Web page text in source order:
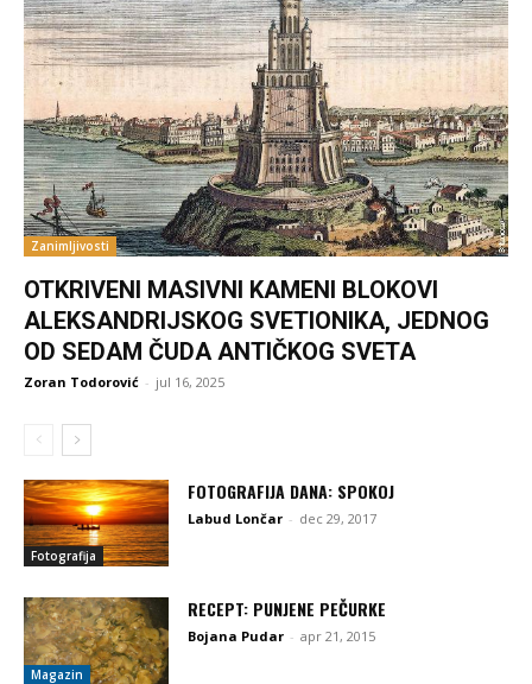
Zanimljivosti
OTKRIVENI MASIVNI KAMENI BLOKOVI
ALEKSANDRIJSKOG SVETIONIKA, JEDNOG
OD SEDAM ČUDA ANTIČKOG SVETA
Zoran Todorović - jul 16, 2025
Fotografija
FOTOGRAFIJA DANA: SPOKOJ
Labud Lončar - dec 29, 2017
Magazin
RECEPT: PUNJENE PEČURKE
Bojana Pudar - apr 21, 2015